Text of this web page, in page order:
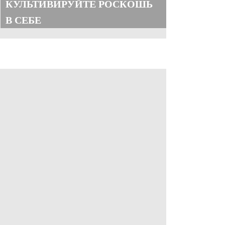
КУЛЬТИВИРУЙТЕ РОСКОШЬ
В СЕБЕ